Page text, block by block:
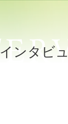
インタビ